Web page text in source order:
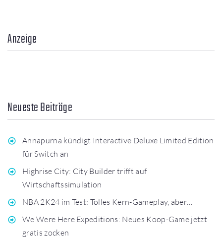
Anzeige
Neueste Beiträge
Annapurna kündigt Interactive Deluxe Limited Edition
für Switch an
Highrise City: City Builder trifft auf
Wirtschaftssimulation
NBA 2K24 im Test: Tolles Kern-Gameplay, aber…
We Were Here Expeditions: Neues Koop-Game jetzt
gratis zocken